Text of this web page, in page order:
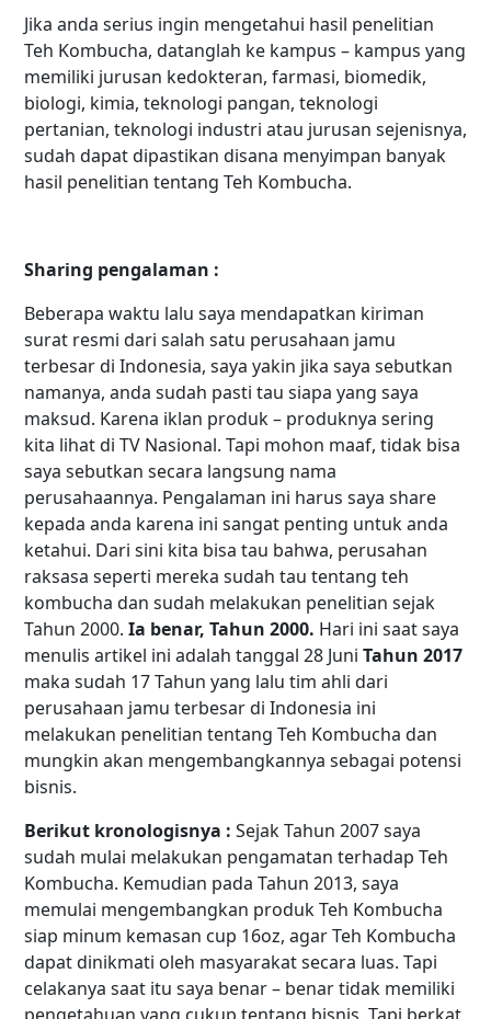
Jika anda serius ingin mengetahui hasil penelitian
Teh Kombucha, datanglah ke kampus – kampus yang
memiliki jurusan kedokteran, farmasi, biomedik,
biologi, kimia, teknologi pangan, teknologi
pertanian, teknologi industri atau jurusan sejenisnya,
sudah dapat dipastikan disana menyimpan banyak
hasil penelitian tentang Teh Kombucha.
Sharing pengalaman :
Beberapa waktu lalu saya mendapatkan kiriman
surat resmi dari salah satu perusahaan jamu
terbesar di Indonesia, saya yakin jika saya sebutkan
namanya, anda sudah pasti tau siapa yang saya
maksud. Karena iklan produk – produknya sering
kita lihat di TV Nasional. Tapi mohon maaf, tidak bisa
saya sebutkan secara langsung nama
perusahaannya. Pengalaman ini harus saya share
kepada anda karena ini sangat penting untuk anda
ketahui. Dari sini kita bisa tau bahwa, perusahan
raksasa seperti mereka sudah tau tentang teh
kombucha dan sudah melakukan penelitian sejak
Tahun 2000. Ia benar, Tahun 2000. Hari ini saat saya
menulis artikel ini adalah tanggal 28 Juni Tahun 2017
maka sudah 17 Tahun yang lalu tim ahli dari
perusahaan jamu terbesar di Indonesia ini
melakukan penelitian tentang Teh Kombucha dan
mungkin akan mengembangkannya sebagai potensi
bisnis.
Berikut kronologisnya : Sejak Tahun 2007 saya
sudah mulai melakukan pengamatan terhadap Teh
Kombucha. Kemudian pada Tahun 2013, saya
memulai mengembangkan produk Teh Kombucha
siap minum kemasan cup 16oz, agar Teh Kombucha
dapat dinikmati oleh masyarakat secara luas. Tapi
celakanya saat itu saya benar – benar tidak memiliki